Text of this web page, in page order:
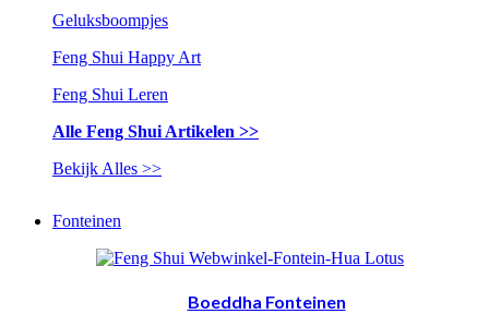
Geluksboompjes
Feng Shui Happy Art
Feng Shui Leren
Alle Feng Shui Artikelen >>
Bekijk Alles >>
Fonteinen
Boeddha Fonteinen